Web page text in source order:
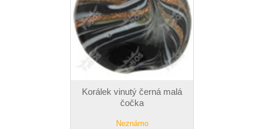
Korálek vinutý černá malá
čočka
Neznámo